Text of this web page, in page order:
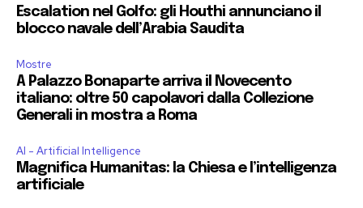
Escalation nel Golfo: gli Houthi annunciano il
blocco navale dell’Arabia Saudita
Mostre
A Palazzo Bonaparte arriva il Novecento
italiano: oltre 50 capolavori dalla Collezione
Generali in mostra a Roma
AI - Artificial Intelligence
Magnifica Humanitas: la Chiesa e l’intelligenza
artificiale